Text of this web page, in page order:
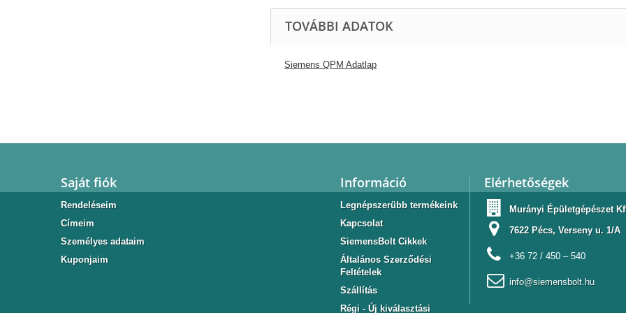
TOVÁBBI ADATOK
Siemens QPM Adatlap
Saját fiók
Rendeléseim
Címeim
Személyes adataim
Kuponjaim
Információ
Legnépszerübb termékeink
Kapcsolat
SiemensBolt Cikkek
Általános Szerződési
Feltételek
Szállítás
Régi - Új kiválasztási
Elérhetőségek
Murányi Épületgépészet
7622 Pécs, Verseny u. 1/A
+36 72 / 450 – 540
info@siemensbolt.hu